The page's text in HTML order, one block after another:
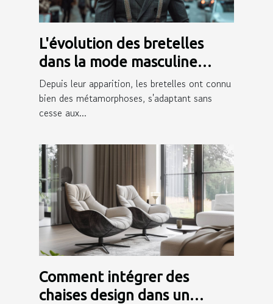
L'évolution des bretelles
dans la mode masculine
moderne
Depuis leur apparition, les bretelles ont connu
bien des métamorphoses, s'adaptant sans
cesse aux...
Comment intégrer des
chaises design dans un